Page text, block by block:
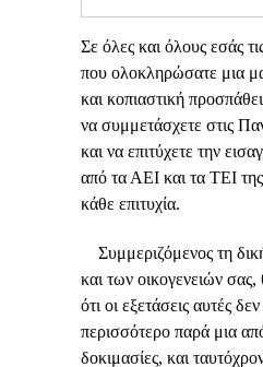
Σε όλες και όλους εσάς
που ολοκληρώσατε μια
και κοπιαστική
να συμμετάσχετε στις
και να επιτύχετε την
από τα ΑΕΙ και τα ΤΕΙ
κάθε επιτυχία.
Συμμεριζόμενος τη
και των οικογενειών
ότι οι εξετάσεις αυτές δεν
περισσότερο παρά μια
δοκιμασίες, και